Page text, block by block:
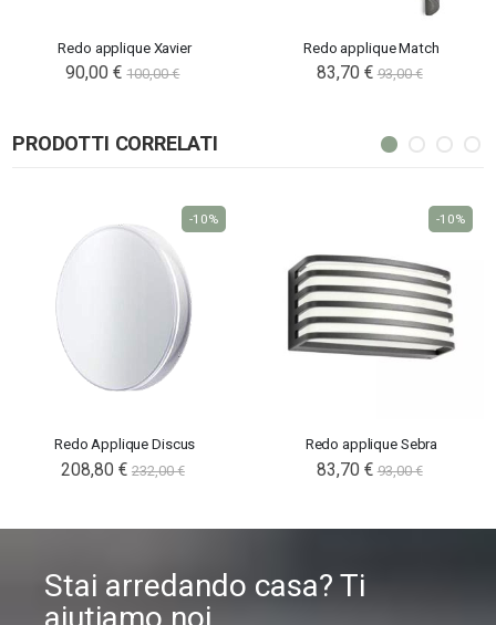
Redo applique Xavier
90,00 € 100,00 €
Redo applique Match
83,70 € 93,00 €
PRODOTTI CORRELATI
Redo Applique Discus
208,80 € 232,00 €
-10%
Redo applique Sebra
83,70 € 93,00 €
-10%
Stai arredando casa? Ti
aiutiamo noi